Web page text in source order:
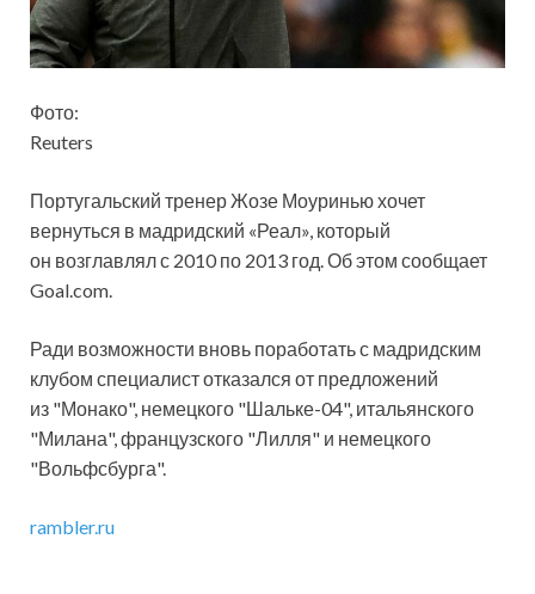
Фото:
Reuters
Португальский тренер Жозе Моуринью хочет
вернуться в мадридский «Реал», который
он возглавлял с 2010 по 2013 год. Об этом сообщает
Goal.com.
Ради возможности вновь поработать с мадридским
клубом специалист отказался от предложений
из "Монако", немецкого "Шальке-04", итальянского
"Милана", французского "Лилля" и немецкого
"Вольфсбурга".
rambler.ru